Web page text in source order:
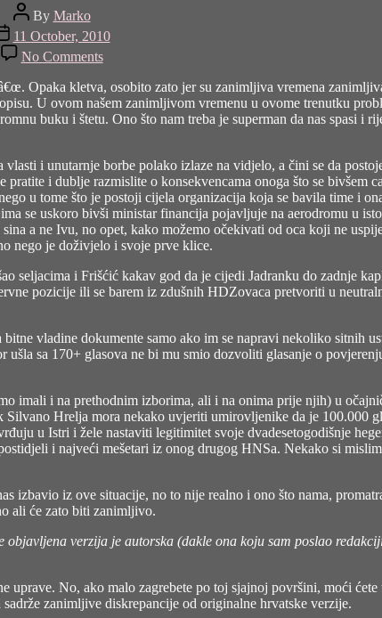
Post
author
By Marko
date
11 October, 2010
No Commentson
Čekajući
supermana
Opaka kletva, osobito zato jer su zanimljiva vremena
U ovom našem zanimljivom vremenu u ovome trenutku
buku i štetu. Ono što nam treba je superman da nas spasi i
i unutarnje borbe polako izlaze na vidjelo, a čini se da
i dublje razmislite o konsekvencama onoga što se bivšem
u tome što je postoji cijela organizacija koja se bavila time i
se uskoro bivši ministar financija pojavljuje na aerodromu u
a ne Ivu, no opet, kako možemo očekivati od oca koji ne
nego je doživjelo i svoje prve klice.
seljacima i Frišćić kakav god da je cijedi Jadranku do zadnje
pozicije ili se barem iz zdušnih HDZovaca pretvoriti u
vladine dokumente samo ako im se napravi nekoliko sitnih
sa 170+ glasova ne bi mu smio dozvoliti glasanje o
imali i na prethodnim izborima, ali i na onima prije njih) u
Hrelja mora nekako uvjeriti umirovljenike da je 100.000
u Istri i žele nastaviti legitimitet svoje dvadesetogodišnje
i najveći mešetari iz onog drugog HNSa. Nekako si
iz ove situacije, no to nije realno i ono što nama,
ali će zato biti zanimljivo.
verzija je autorska (dakle ona koju sam poslao
No, ako malo zagrebete po toj sjajnoj površini, moći ćete
zanimljive diskrepancije od originalne hrvatske verzije.